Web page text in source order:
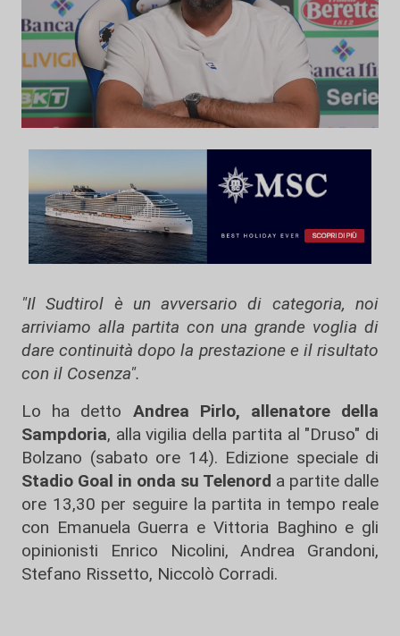
"Il Sudtirol è un avversario di categoria, noi
arriviamo alla partita con una grande voglia di
dare continuità dopo la prestazione e il risultato
con il Cosenza".
Lo ha detto Andrea Pirlo, allenatore della
Sampdoria, alla vigilia della partita al "Druso" di
Bolzano (sabato ore 14). Edizione speciale di
Stadio Goal in onda su Telenord a partite dalle
ore 13,30 per seguire la partita in tempo reale
con Emanuela Guerra e Vittoria Baghino e gli
opinionisti Enrico Nicolini, Andrea Grandoni,
Stefano Rissetto, Niccolò Corradi.